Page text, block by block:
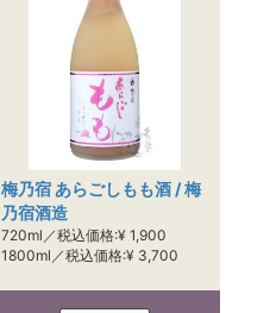
梅乃宿 あらごしもも酒 / 梅
乃宿酒造
720ml／税込価格:¥ 1,900
1800ml／税込価格:¥ 3,700